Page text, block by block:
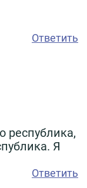
Ответить
республика,
Я
Ответить